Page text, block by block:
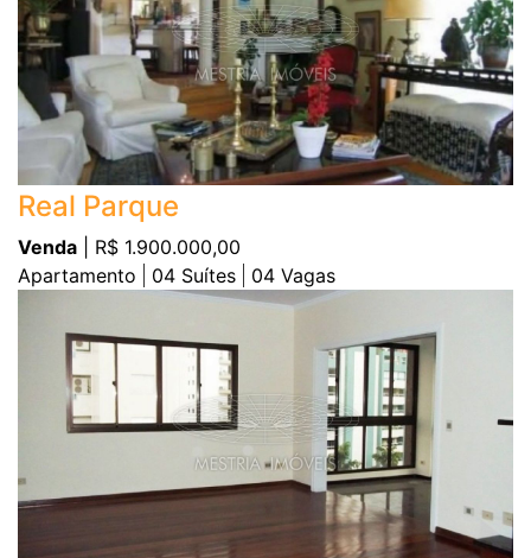
Real Parque
Venda | R$ 1.900.000,00
Apartamento
04 Suítes 04 Vagas